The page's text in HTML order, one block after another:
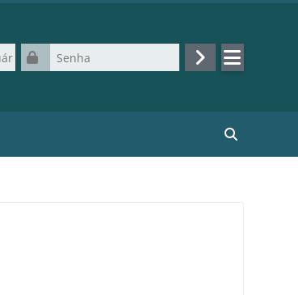
Senha
Acessar
Buscar